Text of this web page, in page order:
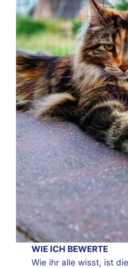
WIE ICH BEWERTE
Wie ihr alle wisst, ist